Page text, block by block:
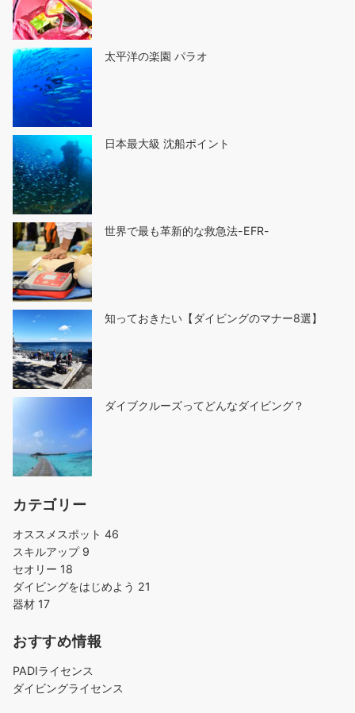
太平洋の楽園 パラオ
日本最大級 沈船ポイント
世界で最も革新的な救急法-EFR-
知っておきたい【ダイビングのマナー8選】
ダイブクルーズってどんなダイビング？
カテゴリー
オススメスポット 46
スキルアップ 9
セオリー 18
ダイビングをはじめよう 21
器材 17
おすすめ情報
PADIライセンス
ダイビングライセンス